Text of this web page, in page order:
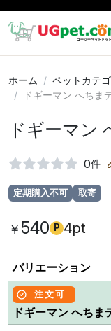
ホーム ペットカテ
ドギーマン へちま
ドギーマン
0件
定期購入不可 取寄
￥ 540 P 4pt
バリエーション
注文可
ドギーマン へちま